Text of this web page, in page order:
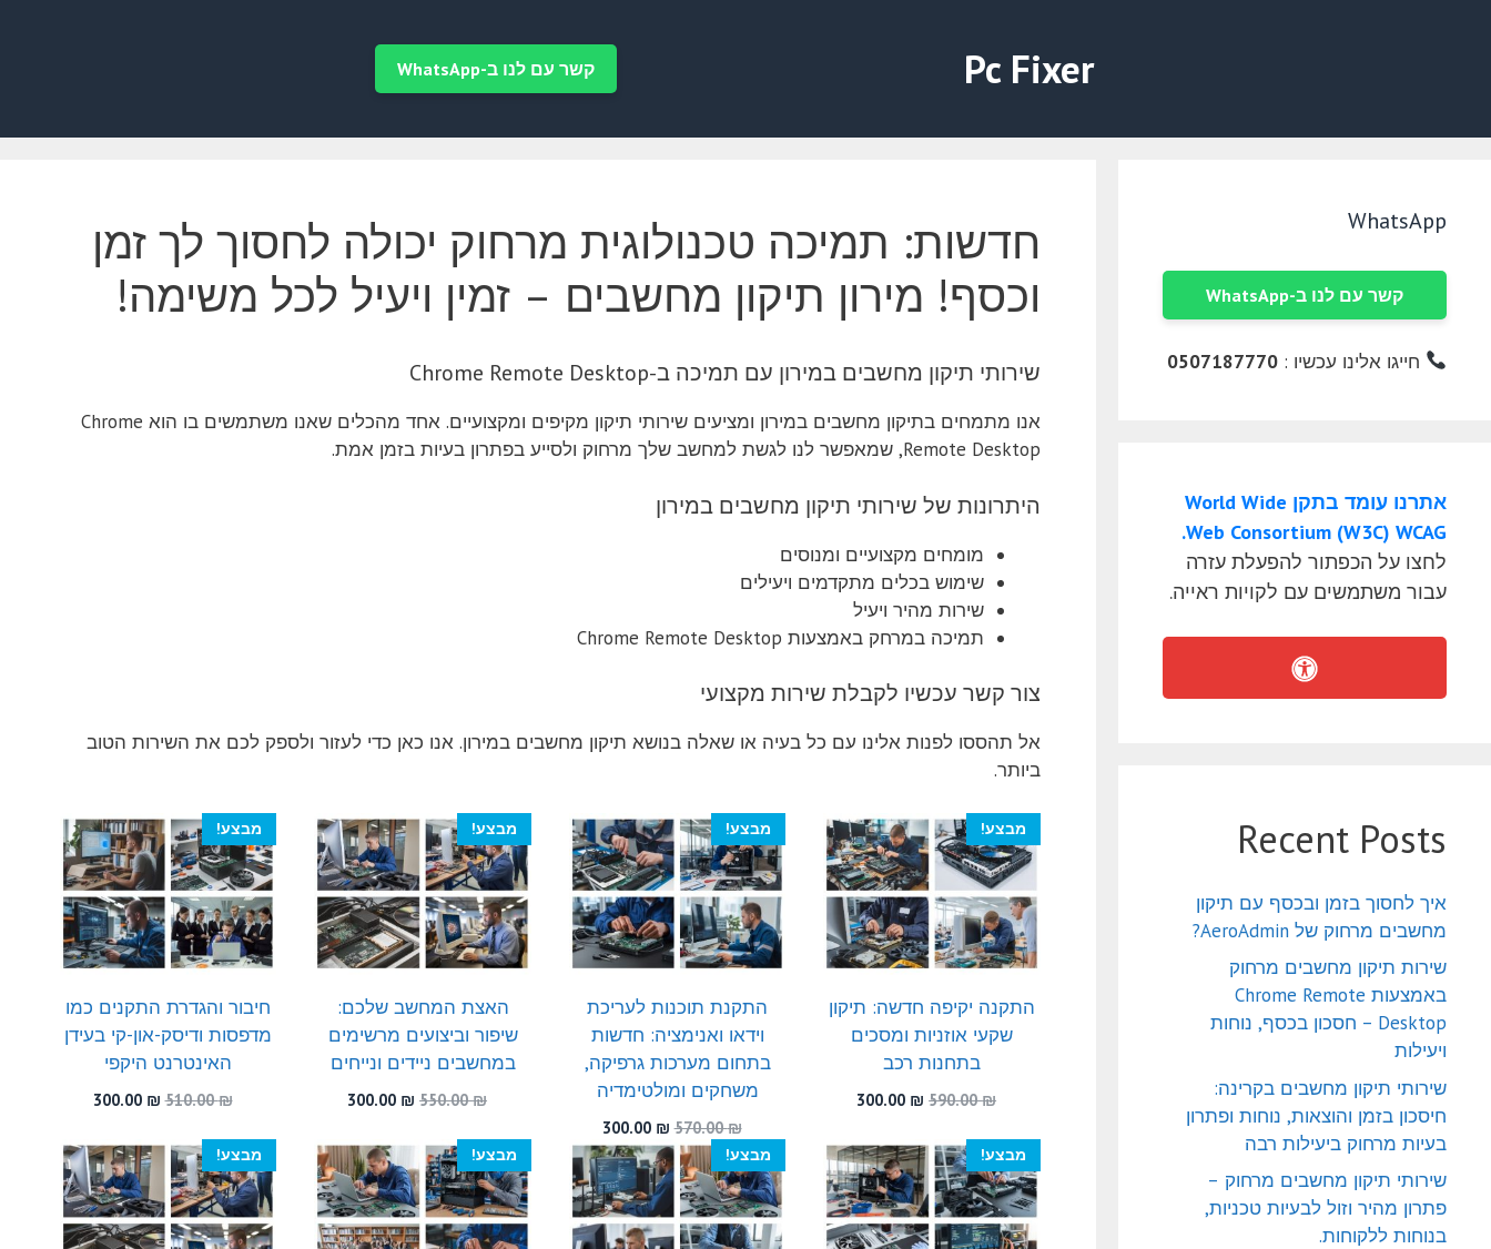
Pc Fixer קשר עם לנו ב-WhatsApp
חדשות: תמיכה טכנולוגית מרחוק יכולה לחסוך לך זמן
וכסף! מירון תיקון מחשבים – זמין ויעיל לכל משימה!
שירותי תיקון מחשבים במירון עם תמיכה ב-Chrome Remote Desktop
אנו מתמחים בתיקון מחשבים במירון ומציעים שירותי תיקון מקיפים ומקצועיים. אחד מהכלים שאנו משתמשים בו הוא Chrome
Remote Desktop, שמאפשר לנו לגשת למחשב שלך מרחוק ולסייע בפתרון בעיות בזמן אמת.
היתרונות של שירותי תיקון מחשבים במירון
מומחים מקצועיים ומנוסים
שימוש בכלים מתקדמים ויעילים
שירות מהיר ויעיל
תמיכה במרחק באמצעות Chrome Remote Desktop
צור קשר עכשיו לקבלת שירות מקצועי
אל תהססו לפנות אלינו עם כל בעיה או שאלה בנושא תיקון מחשבים במירון. אנו כאן כדי לעזור ולספק לכם את השירות הטוב
ביותר.
מבצע!
התקנה יקיפה חדשה: תיקון
שקעי אוזניות ומסכים
בתחנות רכב
590.00₪
המחיר
היה:
590.00 ₪.
300.00 ₪
המחיר
הוא:
300.00 ₪.
מבצע!
התקנת תוכנות לעריכת
וידאו ואנימציה: חדשות
בתחום מערכות גרפיקה,
משחקים ומולטימדיה
570.00₪
המחיר
המקורי
היה:
570.00 ₪.
300.00 ₪
הנוכחי
הוא:
300.00 ₪.
מבצע!
האצת המחשב שלכם:
שיפור וביצועים מרשימים
במחשבים ניידים ונייחים
550.00₪
המחיר
היה:
550.00 ₪.
300.00 ₪
המחיר
הוא:
300.00 ₪.
מבצע!
חיבור והגדרת התקנים כמו
מדפסות ודיסק-און-קי בעידן
האינטרנט היקפי
510.00₪
המחיר
היה:
510.00 ₪.
300.00 ₪
הוא:
300.00 ₪.
מבצע! מבצע! מבצע! מבצע!
WhatsApp
קשר עם לנו ב-WhatsApp
חייגו אלינו עכשיו :0507187770
אתרנו עומד בתקן World Wide
Web Consortium (W3C) WCAG.
לחצו על הכפתור להפעלת עזרה
עבור משתמשים עם לקויות ראייה.
Recent Posts
איך לחסוך בזמן ובכסף עם תיקון
מחשבים מרחוק של AeroAdmin?
שירות תיקון מחשבים מרחוק
באמצעות Chrome Remote
Desktop – חסכון בכסף, נוחות
ויעילות
שירותי תיקון מחשבים בקרינה:
חיסכון בזמן והוצאות, נוחות ופתרון
בעיות מרחוק ביעילות רבה
שירותי תיקון מחשבים מרחוק –
פתרון מהיר וזול לבעיות טכניות,
בנוחות ללקוחות.